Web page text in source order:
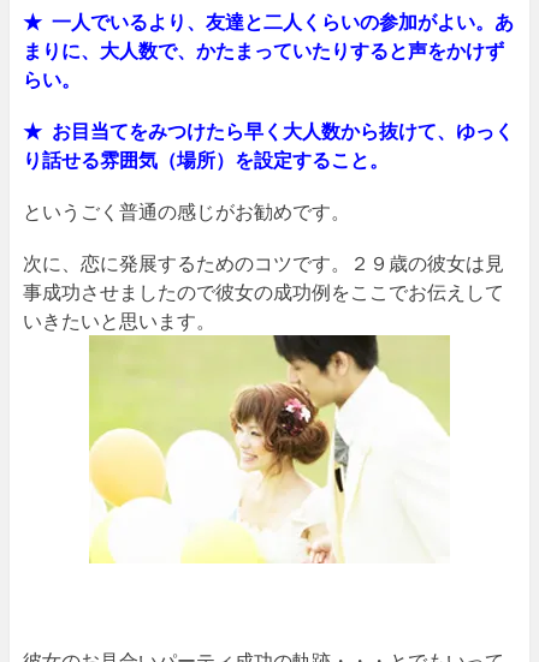
★ 一人でいるより、友達と二人くらいの参加がよい。あ
まりに、大人数で、かたまっていたりすると声をかけず
らい。
★ お目当てをみつけたら早く大人数から抜けて、ゆっく
り話せる雰囲気（場所）を設定すること。
というごく普通の感じがお勧めです。
次に、恋に発展するためのコツです。２９歳の彼女は見
事成功させましたので彼女の成功例をここでお伝えして
いきたいと思います。